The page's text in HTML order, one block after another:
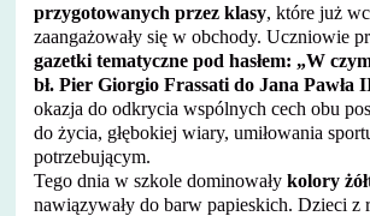
przygotowanych przez klasy, które już
zaangażowały się w obchody. Uczniowie
gazetki tematyczne pod hasłem: „W
bł. Pier Giorgio Frassati do Jana Pawła
okazja do odkrycia wspólnych cech obu
do życia, głębokiej wiary, umiłowania
potrzebującym.
Tego dnia w szkole dominowałykolory
nawiązywały do barw papieskich. Dzieci z